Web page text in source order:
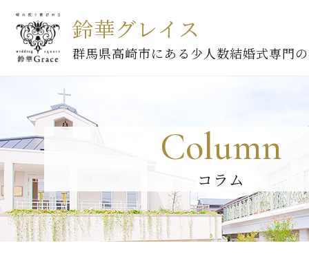
鈴華グレイス
群馬県高崎市にある少人数結婚式専門
Column
コラム